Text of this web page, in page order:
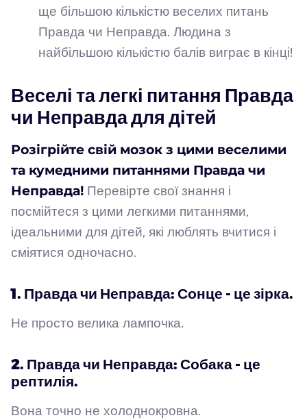
ще більшою кількістю веселих питань
Правда чи Неправда. Людина з
найбільшою кількістю балів виграє в кінці!
Веселі та легкі питання Правда
чи Неправда для дітей
Розігрійте свій мозок з цими веселими
та кумедними питаннями Правда чи
Неправда! Перевірте свої знання і
посмійтеся з цими легкими питаннями,
ідеальними для дітей, які люблять вчитися і
сміятися одночасно.
1. Правда чи Неправда: Сонце - це зірка.
Не просто велика лампочка.
2. Правда чи Неправда: Собака - це
рептилія.
Вона точно не холоднокровна.